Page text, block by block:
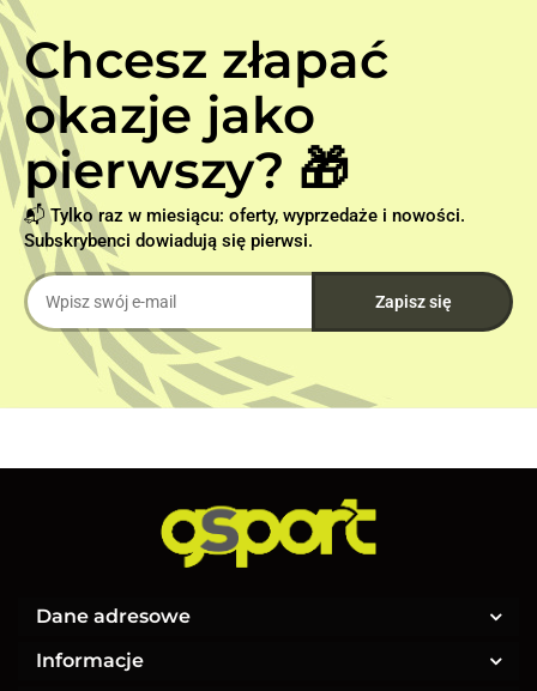
Chcesz złapać
okazje jako
pierwszy? 🎁
📬 Tylko raz w miesiącu: oferty, wyprzedaże i nowości.
Subskrybenci dowiadują się pierwsi.
Dane adresowe
Informacje